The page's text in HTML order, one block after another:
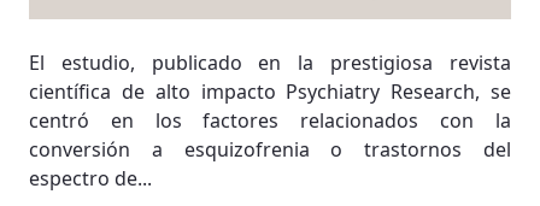
El estudio, publicado en la prestigiosa revista
científica de alto impacto Psychiatry Research, se
centró en los factores relacionados con la
conversión a esquizofrenia o trastornos del
espectro de...